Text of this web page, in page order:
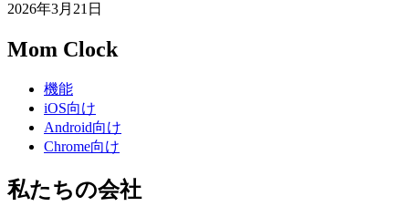
2026年3月21日
Mom Clock
機能
iOS向け
Android向け
Chrome向け
私たちの会社